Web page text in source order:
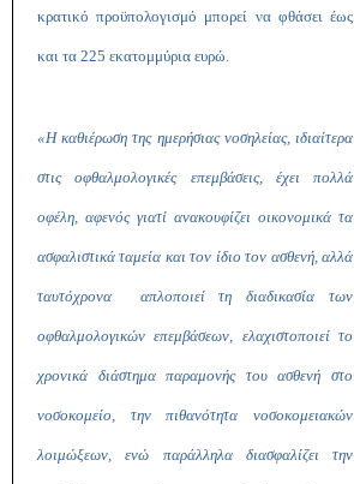
κρατικό προϋπολογισμό μπορεί να φθάσει έως
και τα 225 εκατομμύρια ευρώ.
«Η καθιέρωση της ημερήσιας νοσηλείας, ιδιαίτερα
στις οφθαλμολογικές επεμβάσεις, έχει πολλά
οφέλη, αφενός γιατί ανακουφίζει οικονομικά τα
ασφαλιστικά ταμεία και τον ίδιο τον ασθενή, αλλά
ταυτόχρονα απλοποιεί τη διαδικασία των
οφθαλμολογικών επεμβάσεων, ελαχιστοποιεί το
χρονικά διάστημα παραμονής του ασθενή στο
νοσοκομείο, την πιθανότητα νοσοκομειακών
λοιμώξεων, ενώ παράλληλα διασφαλίζει την